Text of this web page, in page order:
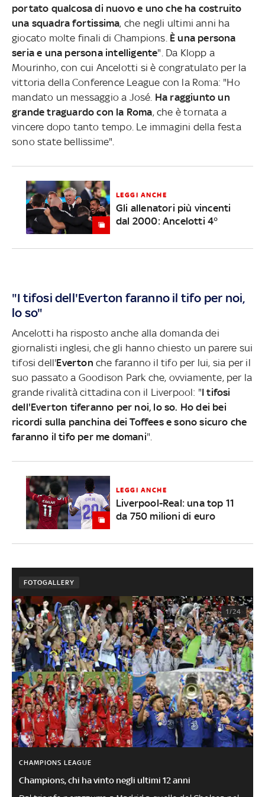
portato qualcosa di nuovo e uno che ha costruito
una squadra fortissima, che negli ultimi anni ha
giocato molte finali di Champions. È una persona
seria e una persona intelligente". Da Klopp a
Mourinho, con cui Ancelotti si è congratulato per la
vittoria della Conference League con la Roma: "Ho
mandato un messaggio a José. Ha raggiunto un
grande traguardo con la Roma, che è tornata a
vincere dopo tanto tempo. Le immagini della festa
sono state bellissime".
LEGGI ANCHE
Gli allenatori più vincenti
dal 2000: Ancelotti 4°
"I tifosi dell'Everton faranno il tifo per noi,
lo so"
Ancelotti ha risposto anche alla domanda dei
giornalisti inglesi, che gli hanno chiesto un parere sui
tifosi dell'Everton che faranno il tifo per lui, sia per il
suo passato a Goodison Park che, ovviamente, per la
grande rivalità cittadina con il Liverpool: "I tifosi
dell'Everton tiferanno per noi, lo so. Ho dei bei
ricordi sulla panchina dei Toffees e sono sicuro che
faranno il tifo per me domani".
LEGGI ANCHE
Liverpool-Real: una top 11
da 750 milioni di euro
FOTOGALLERY
1/24
CHAMPIONS LEAGUE
Champions, chi ha vinto negli ultimi 12 anni